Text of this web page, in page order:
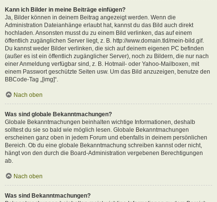
Kann ich Bilder in meine Beiträge einfügen?
Ja, Bilder können in deinem Beitrag angezeigt werden. Wenn die
Administration Dateianhänge erlaubt hat, kannst du das Bild auch direkt
hochladen. Ansonsten musst du zu einem Bild verlinken, das auf einem
öffentlich zugänglichen Server liegt, z. B. http://www.domain.tld/mein-bild.gif.
Du kannst weder Bilder verlinken, die sich auf deinem eigenen PC befinden
(außer es ist ein öffentlich zugänglicher Server), noch zu Bildern, die nur nach
einer Anmeldung verfügbar sind, z. B. Hotmail- oder Yahoo-Mailboxen, mit
einem Passwort geschützte Seiten usw. Um das Bild anzuzeigen, benutze den
BBCode-Tag „[img]“.
Nach oben
Was sind globale Bekanntmachungen?
Globale Bekanntmachungen beinhalten wichtige Informationen, deshalb
solltest du sie so bald wie möglich lesen. Globale Bekanntmachungen
erscheinen ganz oben in jedem Forum und ebenfalls in deinem persönlichen
Bereich. Ob du eine globale Bekanntmachung schreiben kannst oder nicht,
hängt von den durch die Board-Administration vergebenen Berechtigungen
ab.
Nach oben
Was sind Bekanntmachungen?